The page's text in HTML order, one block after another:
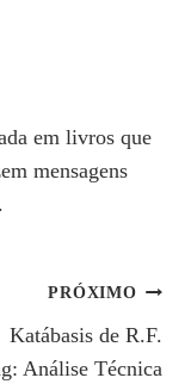
em livros que
mensagens
PRÓXIMO
Katábasis de R.F.
Análise Técnica